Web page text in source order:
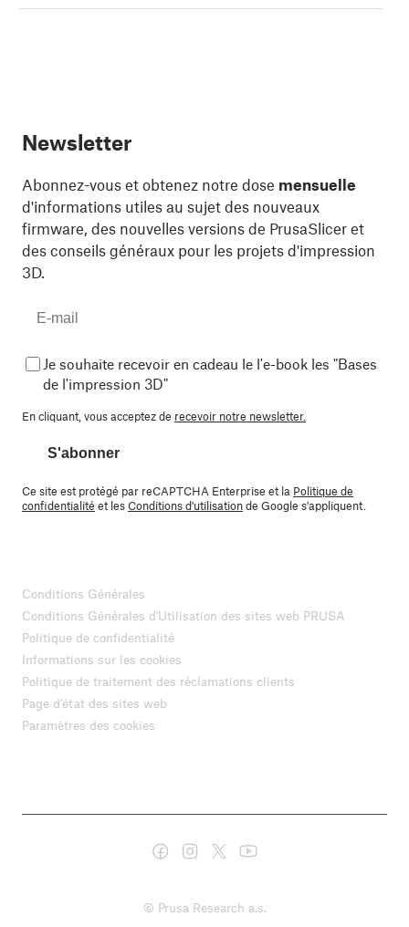
Newsletter
Abonnez-vous et obtenez notre dose mensuelle
d'informations utiles au sujet des nouveaux
firmware, des nouvelles versions de PrusaSlicer et
des conseils généraux pour les projets d'impression
3D.
Je souhaite recevoir en cadeau le l'e-book les "Bases
de l'impression 3D"
En cliquant, vous acceptez de recevoir notre newsletter.
S'abonner
Ce site est protégé par reCAPTCHA Enterprise et la Politique de
confidentialité et lesConditions d'utilisationde Google s'appliquent.
Conditions Générales
Conditions Générales d'Utilisation des sites web PRUSA
Politique de confidentialité
Informations sur les cookies
Politique de traitement des réclamations clients
Page d'état des sites web
Paramètres des cookies
© Prusa Research a.s.